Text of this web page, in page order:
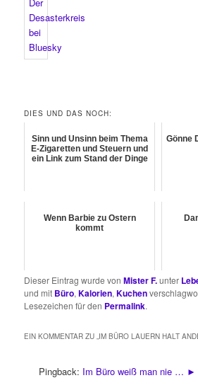
DIES UND DAS NOCH:
Sinn und Unsinn beim Thema
E-Zigaretten und Steuern und
ein Link zum Stand der Dinge
Gönne
Wenn Barbie zu Ostern
kommt
Dieser Eintrag wurde vonMister F.unter
und mit Büro,Kalorien,Kuchen
Lesezeichen für den Permalink.
EIN KOMMENTAR ZU „IM BÜRO LAUERN HALT
Pingback: Im Büro weiß man nie … ►